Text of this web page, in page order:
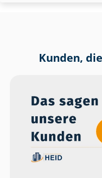
Kunden,